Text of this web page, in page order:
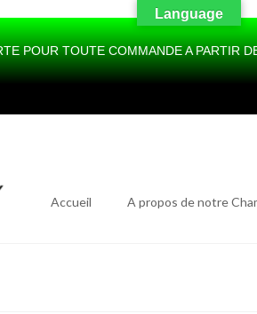
POUR TOUTE COMMANDE A PARTIR
Accueil A propos de notre
Language